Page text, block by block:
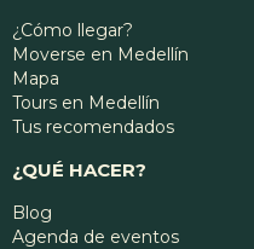
¿Cómo llegar?
Moverse en Medellín
Mapa
Tours en Medellín
Tus recomendados
¿QUÉ HACER?
Blog
Agenda de eventos